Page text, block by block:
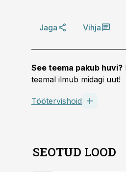
Jaga Vihja
See teema pakub huvi?
teemal ilmub midagi uut!
Töötervishoid
SEOTUD LOOD